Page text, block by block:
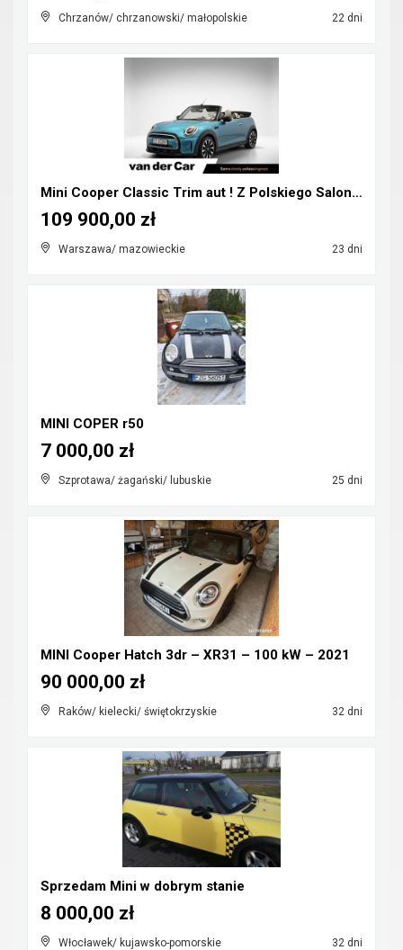
Chrzanów/ chrzanowski/ małopolskie 22 dni
Mini Cooper Classic Trim aut ! Z Polskiego Salonu ...
Warszawa/ mazowieckie 23 dni
109 900,00 zł
MINI COPER r50
Szprotawa/ żagański/ lubuskie 25 dni
7 000,00 zł
MINI Cooper Hatch 3dr – XR31 – 100 kW – 2021
Raków/ kielecki/ świętokrzyskie 32 dni
90 000,00 zł
Sprzedam Mini w dobrym stanie
Włocławek/ kujawsko-pomorskie 32 dni
8 000,00 zł